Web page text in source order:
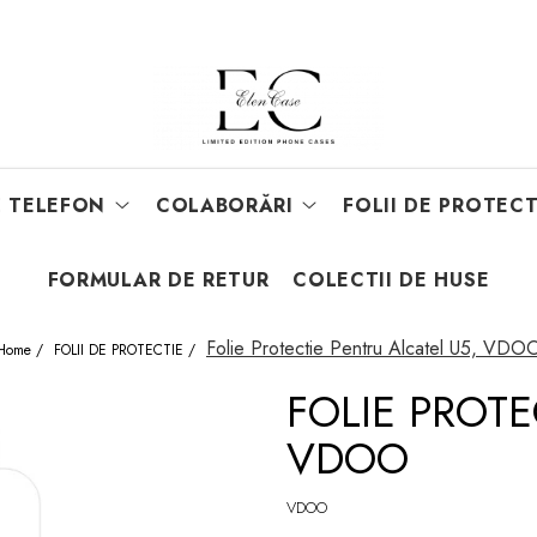
TELEFON COLABORĂRI FOLII DE
FORMULAR DE RETUR COLECTII DE HUSE
/ FOLII DE PROTECTIE / Folie Protectie Pentru Alcatel U5,
FOLIE
VDOO
VDOO